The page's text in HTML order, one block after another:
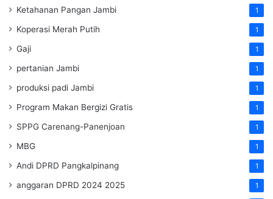
Ketahanan Pangan Jambi 1
Koperasi Merah Putih 1
Gaji 1
pertanian Jambi 1
produksi padi Jambi 1
Program Makan Bergizi Gratis 1
SPPG Carenang-Panenjoan 1
MBG 1
Andi DPRD Pangkalpinang 1
anggaran DPRD 2024 2025 1